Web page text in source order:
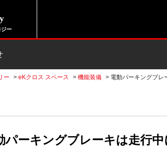
ー
ー > eKクロス スペース > 機能装備 > 電動パーキングブレ
パーキングブレーキは走行